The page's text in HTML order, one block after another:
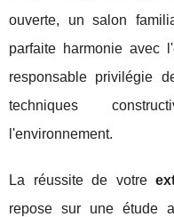
ouverte, un salon
parfaite harmonie avec
responsable privilégie
techniques
l'environnement.
La réussite de votre
repose sur une étude